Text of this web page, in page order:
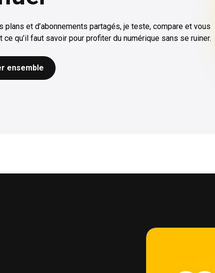
plans et d’abonnements partagés, je teste, compare et vous
ce qu’il faut savoir pour profiter du numérique sans se ruiner.
ensemble